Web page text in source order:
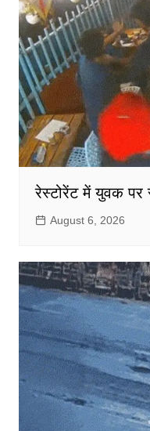
रेस्टोरेंट में युवक पर
August 6, 2026